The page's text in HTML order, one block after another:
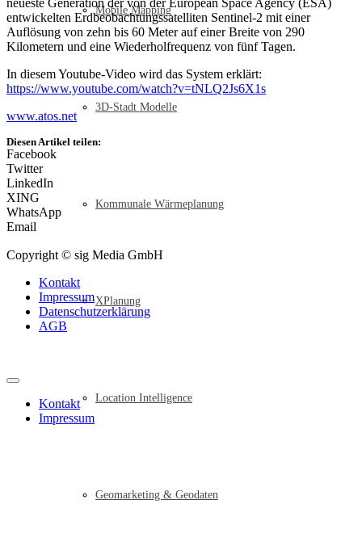
Mobile Mapping
3D-Stadt Modelle
Kommunale Wärmeplanung
XPlanung
Location Intelligence
Geomarketing & Geodaten
neueste Generation der von der European Space Agency (ESA)
entwickelten Erdbeobachtungssatelliten Sentinel-2 mit einer
Auflösung von zehn bis 60 Meter auf einer Breite von 290
Kilometern und eine Wiederholfrequenz von fünf Tagen.
In diesem Youtube-Video wird das System erklärt:
https://www.youtube.com/watch?v=tNLQ2Js6X1s
www.atos.net
Diesen Artikel teilen:
Facebook
Twitter
LinkedIn
XING
WhatsApp
Email
Copyright © sig Media GmbH
Kontakt
Impressum
Datenschutzerklärung
AGB
Kontakt
Impressum